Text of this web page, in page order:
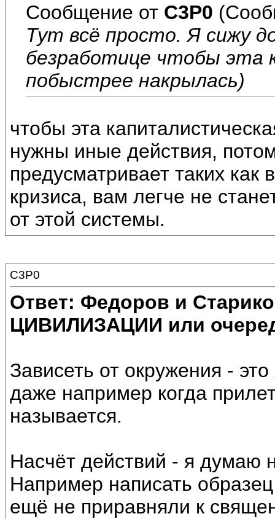
Сообщение от C3P0
Тут всё просто. Я сижу
безработице чтобы эта
побыстрее накрылась)
чтобы эта
нужны иные действия,
предусматривает таких
кризиса, вам легче не
от этой системы.
C3P0
Ответ: Федоров и
ЦИВИЛИЗАЦИИ или
Зависеть от окружения -
даже например когда
называется.
Насчёт действий - я думаю
Например написать
ещё не приравняли к